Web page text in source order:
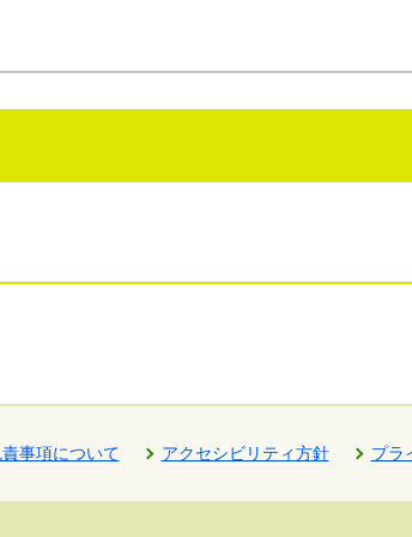
事項について アクセシビリティ方針 プラ